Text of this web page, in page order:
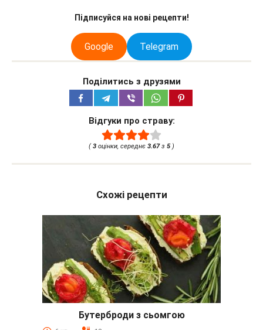
Підписуйся на нові рецепти!
Google Telegram
Поділитись з друзями
Відгуки про страву:
(3 оцінки, середнє 3.67з 5)
Схожі рецепти
Бутерброди з сьомгою